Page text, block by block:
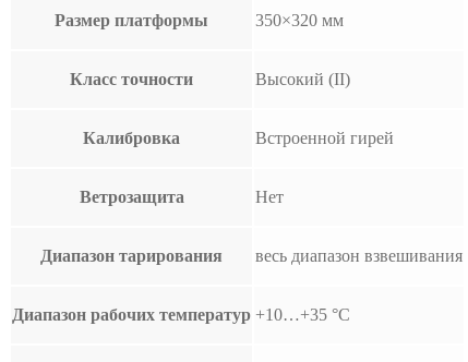
Размер платформы 350×320 мм
Класс точности Высокий (II)
Калибровка Встроенной гирей
Ветрозащита Нет
Диапазон тарирования весь диапазон взвешивания
Диапазон рабочих температур +10…+35 °С